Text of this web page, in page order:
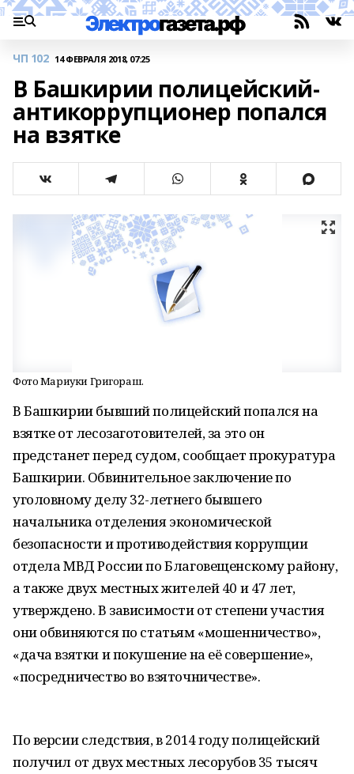
ЧП 102 14 ФЕВРАЛЯ 2018, 07:25
В Башкирии полицейский-
антикоррупционер попался
на взятке
Фото Мариуки Григораш.
В Башкирии бывший полицейский попался на
взятке от лесозаготовителей, за это он
предстанет перед судом, сообщает прокуратура
Башкирии. Обвинительное заключение по
уголовному делу 32-летнего бывшего
начальника отделения экономической
безопасности и противодействия коррупции
отдела МВД России по Благовещенскому району,
а также двух местных жителей 40 и 47 лет,
утверждено. В зависимости от степени участия
они обвиняются по статьям «мошенничество»,
«дача взятки и покушение на её совершение»,
«посредничество во взяточничестве».
По версии следствия, в 2014 году полицейский
получил от двух местных лесорубов 35 тысяч